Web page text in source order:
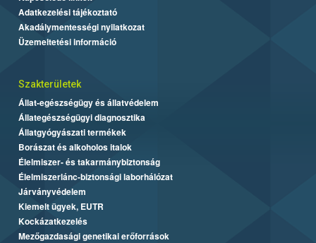
Adatkezelési tájékoztató
Akadálymentességi nyilatkozat
Üzemeltetési információ
Szakterületek
Állat-egészségügy és állatvédelem
Állategészségügyi diagnosztika
Állatgyógyászati termékek
Borászat és alkoholos italok
Élelmiszer- és takarmánybiztonság
Élelmiszerlánc-biztonsági laborhálózat
Járványvédelem
Kiemelt ügyek, EUTR
Kockázatkezelés
Mezőgazdasági genetikai erőforrások